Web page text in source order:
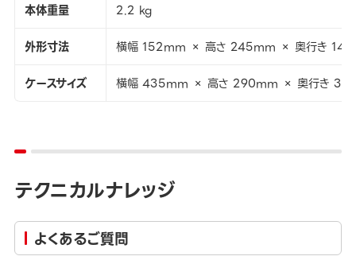
本体重量
2.2 kg
外形寸法
横幅 152mm × 高さ 245mm × 奥行き
ケースサイズ
横幅 435mm × 高さ 290mm × 奥行き
テクニカルナレッジ
よくあるご質問